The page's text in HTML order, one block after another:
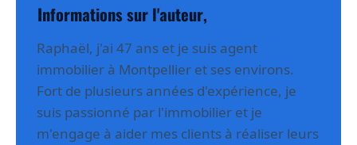
Informations sur l'auteur,
Raphaël, j'ai 47 ans et je suis agent
immobilier à Montpellier et ses environs.
Fort de plusieurs années d'expérience, je
suis passionné par l'immobilier et je
m'engage à aider mes clients à réaliser leurs